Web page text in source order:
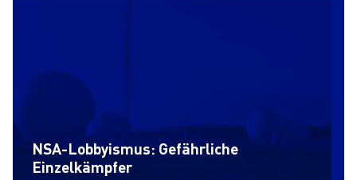
NSA-Lobbyismus: Gefährliche
Einzelkämpfer